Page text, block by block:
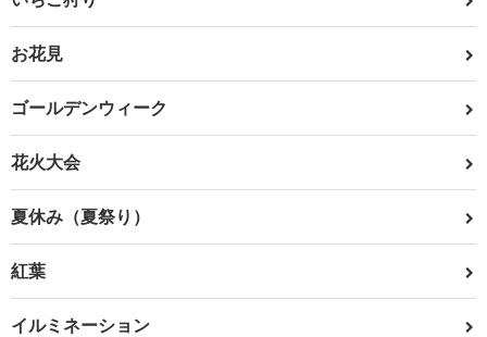
お花見
ゴールデンウィーク
花火大会
夏休み（夏祭り）
紅葉
イルミネーション